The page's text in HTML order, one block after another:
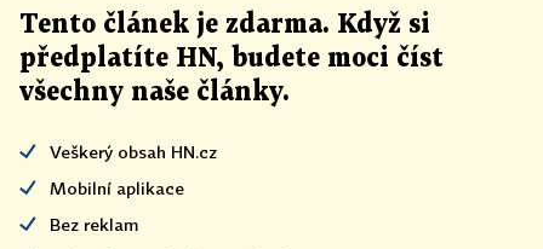
Tento článek je zdarma. Když si
předplatíte HN, budete moci číst
všechny naše články.
Veškerý obsah HN.cz
Mobilní aplikace
Bez reklam